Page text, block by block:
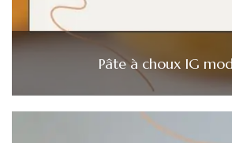
Pâte à choux IG